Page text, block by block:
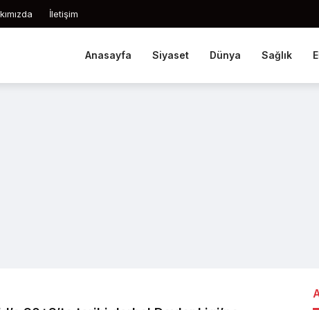
İletişim
Anasayfa Siyaset Dünya Sağlık